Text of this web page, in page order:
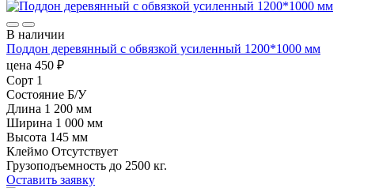
В наличии
Поддон деревянный с обвязкой усиленный 1200*1000 мм
цена 450 ₽
Сорт 1
Состояние Б/У
Длина 1 200 мм
Ширина 1 000 мм
Высота 145 мм
Клеймо Отсутствует
Грузоподъемность до 2500 кг.
Оставить заявку